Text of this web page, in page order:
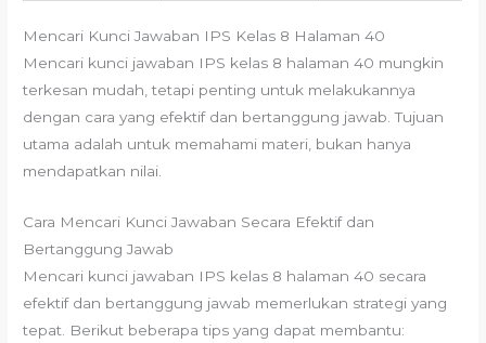
Mencari Kunci Jawaban IPS Kelas 8 Halaman 40
Mencari kunci jawaban IPS kelas 8 halaman 40 mungkin
terkesan mudah, tetapi penting untuk melakukannya
dengan cara yang efektif dan bertanggung jawab. Tujuan
utama adalah untuk memahami materi, bukan hanya
mendapatkan nilai.
Cara Mencari Kunci Jawaban Secara Efektif dan
Bertanggung Jawab
Mencari kunci jawaban IPS kelas 8 halaman 40 secara
efektif dan bertanggung jawab memerlukan strategi yang
tepat. Berikut beberapa tips yang dapat membantu: